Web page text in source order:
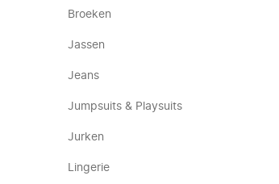
Broeken
Jassen
Jeans
Jumpsuits & Playsuits
Jurken
Lingerie